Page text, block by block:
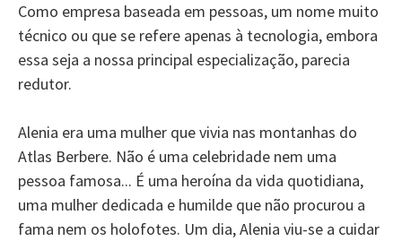
Como empresa baseada em pessoas, um nome muito
técnico ou que se refere apenas à tecnologia, embora
essa seja a nossa principal especialização, parecia
redutor.
Alenia era uma mulher que vivia nas montanhas do
Atlas Berbere. Não é uma celebridade nem uma
pessoa famosa... É uma heroína da vida quotidiana,
uma mulher dedicada e humilde que não procurou a
fama nem os holofotes. Um dia, Alenia viu-se a cuidar